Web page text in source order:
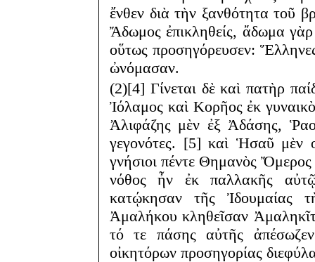
ἔνθεν διὰ τὴν ξανθότητα τοῦ
Ἄδωμος ἐπικληθείς, ἄδωμα
οὕτως προσηγόρευσεν:
ὠνόμασαν.
(2)[4] Γίνεται δὲ καὶ πατὴρ
Ἰόλαμος καὶ Κορῆος ἐκ
Ἀλιφάζης μὲν ἐξ Ἀδάσης,
γεγονότες. [5] καὶ Ἡσαῦ μὲν
γνήσιοι πέντε Θημανὸς
νόθος ἦν ἐκ παλλακῆς
κατῴκησαν τῆς Ἰδουμαίας
Ἀμαλήκου κληθεῖσαν
τό τε πάσης αὐτῆς
οἰκητόρων προσηγορίας